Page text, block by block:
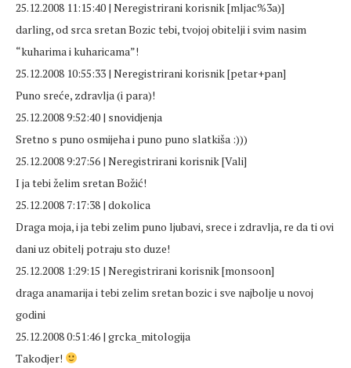
25.12.2008 11:15:40 | Neregistrirani korisnik [mljac%3a)]
darling, od srca sretan Bozic tebi, tvojoj obitelji i svim nasim
“kuharima i kuharicama”!
25.12.2008 10:55:33 | Neregistrirani korisnik [petar+pan]
Puno sreće, zdravlja (i para)!
25.12.2008 9:52:40 | snovidjenja
Sretno s puno osmijeha i puno puno slatkiša :)))
25.12.2008 9:27:56 | Neregistrirani korisnik [Vali]
I ja tebi želim sretan Božić!
25.12.2008 7:17:38 | dokolica
Draga moja, i ja tebi zelim puno ljubavi, srece i zdravlja, re da ti ovi
dani uz obitelj potraju sto duze!
25.12.2008 1:29:15 | Neregistrirani korisnik [monsoon]
draga anamarija i tebi zelim sretan bozic i sve najbolje u novoj
godini
25.12.2008 0:51:46 | grcka_mitologija
Takodjer!